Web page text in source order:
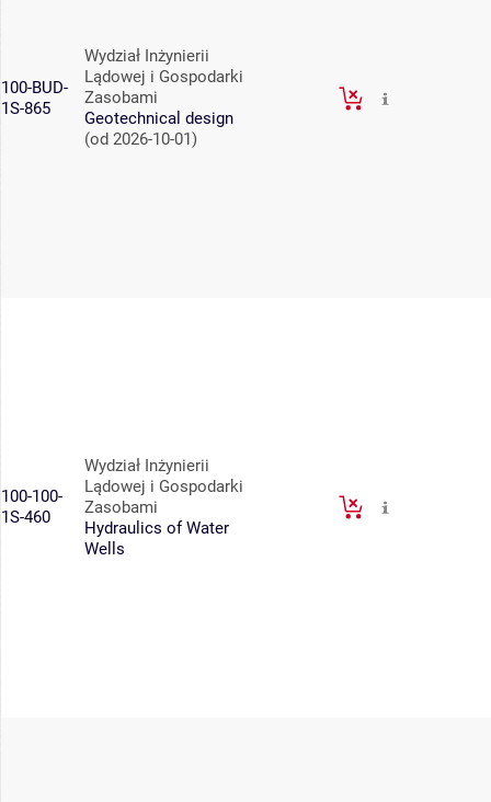
100-BUD-
1S-865
Wydział Inżynierii
Lądowej i Gospodarki
Zasobami
Geotechnical design
(od 2026-10-01)
100-100-
1S-460
Wydział Inżynierii
Lądowej i Gospodarki
Zasobami
Hydraulics of Water
Wells